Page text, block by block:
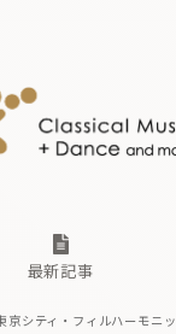
最新記事
古楽とその
無料ライブ
あ か
京シティ・フィルハーモニ